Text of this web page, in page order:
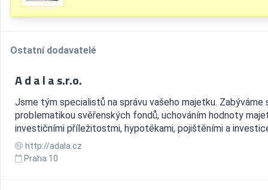
Ostatní dodavatelé
A d a l a s.r.o.
Jsme tým specialistů na správu vašeho majetku. Zabýváme
problematikou svěřenských fondů, uchováním hodnoty
investičními příležitostmi, hypotékami, pojištěními a
http://adala.cz
Praha 10